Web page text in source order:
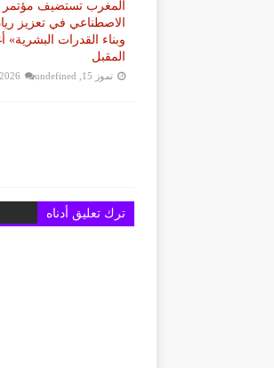
المغرب تستضيف مؤتمر
الاصطناعي في تعزيز
وبناء القدرات
المقبل
تموز 15, 2026 undefined
ترك تعليق أدناه